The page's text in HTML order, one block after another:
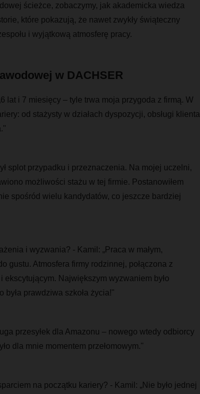
ścieżce, zobaczymy, jak akademicka wiedza
które pokazują, że nawet zwykły świąteczny
i wyjątkową atmosferę pracy.
w DACHSER
lat i 7 miesięcy – tyle trwa moja przygoda z firmą. W
od stażysty w działach dyspozycji, obsługi klienta
splot przypadku i przeznaczenia. Na mojej uczelni,
możliwości stażu w tej firmie. Postanowiłem
spośród wielu kandydatów, co jeszcze bardziej
i wyzwania? - Kamil: „Praca w małym,
gustu. Atmosfera firmy rodzinnej, połączona z
ekscytującym. Największym wyzwaniem było
była prawdziwa szkoła życia!"
przesyłek dla Amazonu – nowego wtedy odbiorcy
dla mnie momentem przełomowym."
na początku kariery? - Kamil: „Nie było jednej